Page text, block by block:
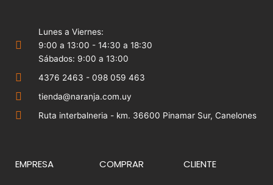
Lunes a Viernes:
9:00 a 13:00 - 14:30 a 18:30
Sábados: 9:00 a 13:00
4376 2463 - 098 059 463
tienda@naranja.com.uy
Ruta interbalneria - km. 36600 Pinamar Sur, Canelones
EMPRESA COMPRAR CLIENTE